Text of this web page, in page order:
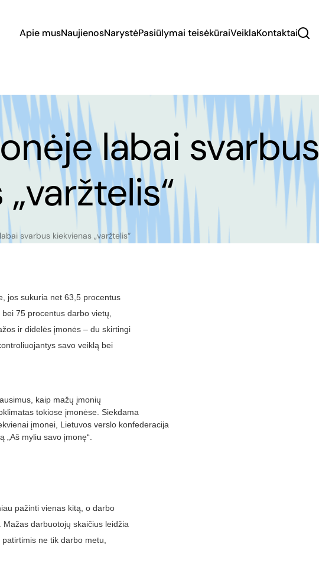
Apie musNaujienosNarystėPasiūlymai teisėkūraiVeiklaKontaktai
labai svarbus
svarbus kiekvienas „varžtelis“
jos sukuria net 63,5 procentus
75 procentus darbo vietų,
ir didelės įmonės – du skirtingi
savo veiklą bei
kaip mažų įmonių
tokiose įmonėse. Siekdama
įmonei, Lietuvos verslo konfederacija
myliu savo įmonę“.
pažinti vienas kitą, o darbo
darbuotojų skaičius leidžia
ne tik darbo metu,